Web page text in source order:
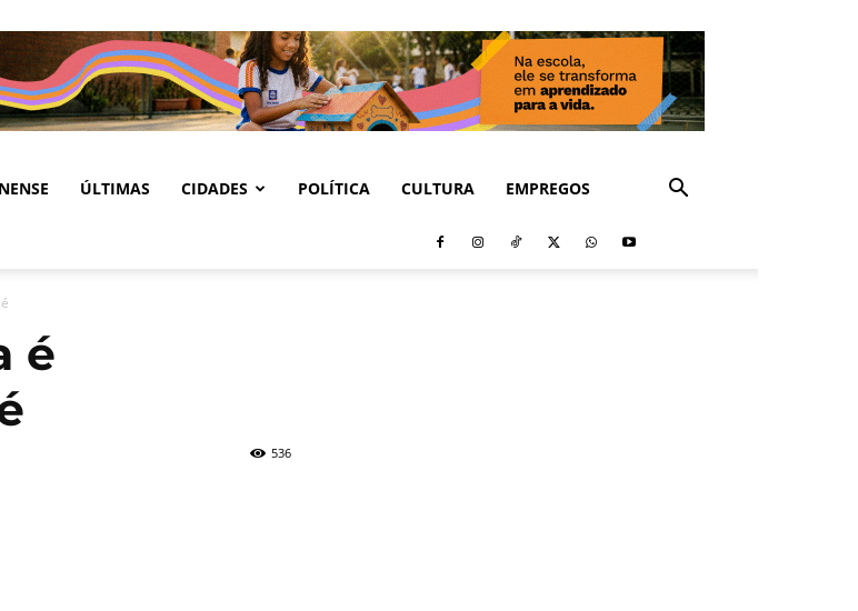
ÚLTIMAS CIDADES POLÍTICA CULTURA EMPREGOS
é
536